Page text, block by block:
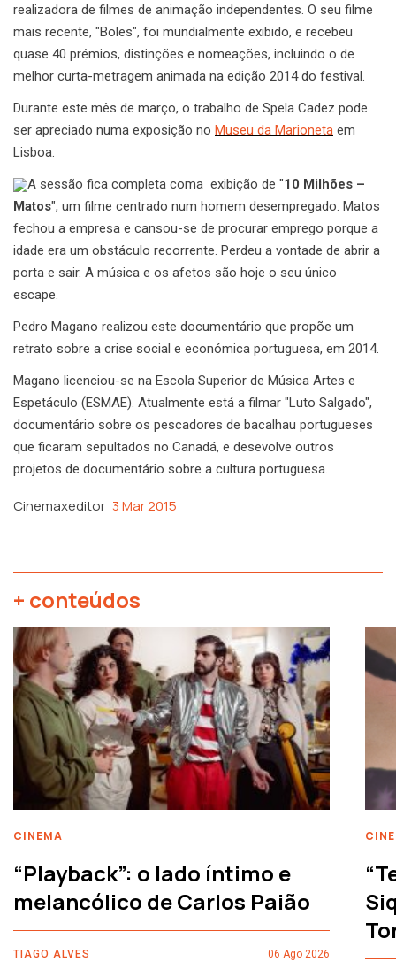
realizadora de filmes de animação independentes. O seu filme
mais recente, "Boles", foi mundialmente exibido, e recebeu
quase 40 prémios, distinções e nomeações, incluindo o de
melhor curta-metragem animada na edição 2014 do festival.
Durante este mês de março, o trabalho de Spela Cadez pode
ser apreciado numa exposição no Museu da Marioneta em
Lisboa.
A sessão fica completa coma exibição de "10 Milhões –
Matos", um filme centrado num homem desempregado. Matos
fechou a empresa e cansou-se de procurar emprego porque a
idade era um obstáculo recorrente. Perdeu a vontade de abrir a
porta e sair. A música e os afetos são hoje o seu único
escape.
Pedro Magano realizou este documentário que propõe um
retrato sobre a crise social e económica portuguesa, em 2014.
Magano licenciou-se na Escola Superior de Música Artes e
Espetáculo (ESMAE). Atualmente está a filmar "Luto Salgado",
documentário sobre os pescadores de bacalhau portugueses
que ficaram sepultados no Canadá, e desevolve outros
projetos de documentário sobre a cultura portuguesa.
Cinemaxeditor 3 Mar 2015
+ conteúdos
CINEMA
“Playback”: o lado íntimo e
melancólico de Carlos Paião
TIAGO ALVES 06 Ago 2026